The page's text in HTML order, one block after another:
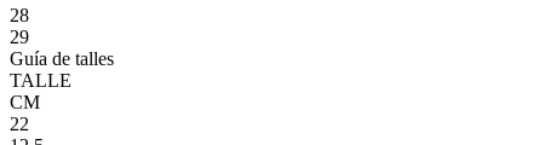
28
29
Guía de talles
TALLE
CM
22